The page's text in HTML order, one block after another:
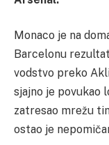
Monaco je na
Barcelonu
vodstvo preko
sjajno je povukao
zatresao mrežu
ostao je